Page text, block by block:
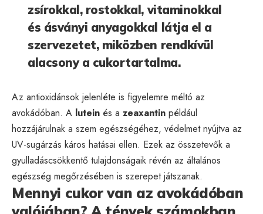
zsírokkal, rostokkal, vitaminokkal
és ásványi anyagokkal látja el a
szervezetet, miközben rendkívül
alacsony a cukortartalma.
Az antioxidánsok jelenléte is figyelemre méltó az
avokádóban. A lutein és a zeaxantin például
hozzájárulnak a szem egészségéhez, védelmet nyújtva az
UV-sugárzás káros hatásai ellen. Ezek az összetevők a
gyulladáscsökkentő tulajdonságaik révén az általános
egészség megőrzésében is szerepet játszanak.
Mennyi cukor van az avokádóban